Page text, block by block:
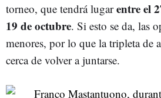
torneo, que tendrá lugarentre el
19 de octubre. Si esto se da, las
menores, por lo que la tripleta de
cerca de volver a juntarse.